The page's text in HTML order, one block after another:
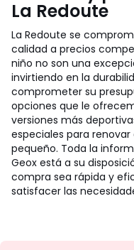
La Redoute
La Redoute se
calidad a precios
niño no son una
invirtiendo en la
comprometer su
opciones que le
versiones más
especiales para
pequeño. Toda la
Geox está a su
compra sea rápida y
satisfacer las